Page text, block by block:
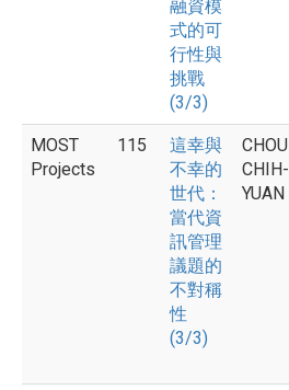
融資模
式的可
行性與
挑戰
(3/3)
MOST
Projects
115
這幸與
不幸的
世代：
當代資
訊管理
議題的
不對稱
性
(3/3)
CHOU
CHIH-
YUAN